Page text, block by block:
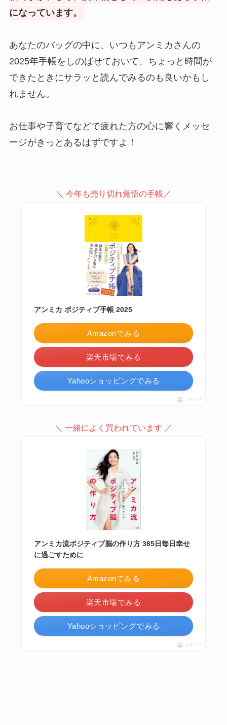
になっています。
あなたのバッグの中に、いつもアンミカさんの
2025年手帳をしのばせておいて、ちょっと時間が
できたときにサラッと読んでみるのも良いかもし
れません。
お仕事や子育てなどで疲れた方の心に響くメッセ
ージがきっとあるはずですよ！
＼ 今年も売り切れ覚悟の手帳／
アンミカ ポジティブ手帳 2025
Amazonでみる
楽天市場でみる
Yahooショッピングでみる
ポチップ
＼ 一緒によく買われています ／
アンミカ流ポジティブ脳の作り方 365日毎日幸せ
に過ごすために
Amazonでみる
楽天市場でみる
Yahooショッピングでみる
ポチップ